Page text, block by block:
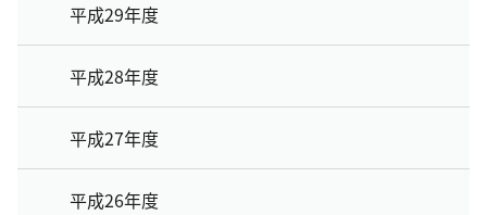
平成29年度
平成28年度
平成27年度
平成26年度